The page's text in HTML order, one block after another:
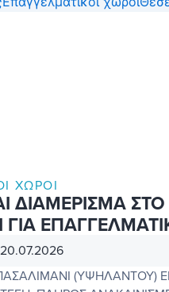
ΧΏΡΟΙ
ΔΙΑΜΕΡΙΣΜΑ ΣΤΟ
ΓΙΑ
20.07.2026
(ΥΨΗΛΑΝΤΟΥ)